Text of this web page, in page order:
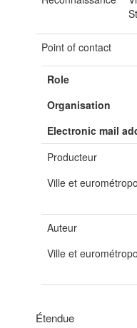
Point of contact
Role
Organisation
Electronic mail
Producteur
Ville et
Auteur
Ville et
Étendue